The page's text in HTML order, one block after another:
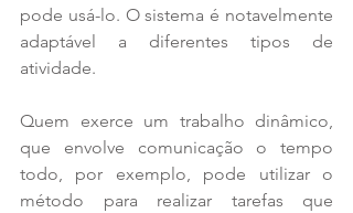
pode usá-lo. O sistema é notavelmente
adaptável a diferentes tipos de
atividade.
Quem exerce um trabalho dinâmico,
que envolve comunicação o tempo
todo, por exemplo, pode utilizar o
método para realizar tarefas que